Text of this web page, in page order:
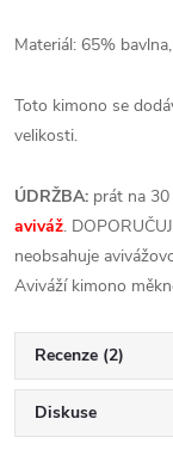
Materiál: 65%
Toto kimono se
velikosti.
ÚDRŽBA: prát na
aviváž.
neobsahuje
Aviváží kimono
Recenze (2)
Diskuse